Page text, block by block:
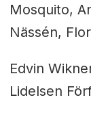
Mosquito,
Nässén,
Edvin
Lidelsen